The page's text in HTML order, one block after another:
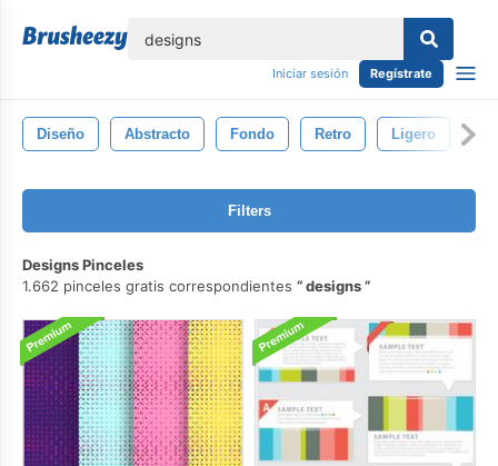
Iniciar sesión Regístrate
Diseño Abstracto Fondo Retro Ligero
Filters
Designs Pinceles
1.662 pinceles gratis correspondientes
designs